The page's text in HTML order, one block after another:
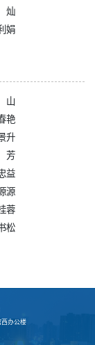
灿
娟
山
艳
升
芳
益
源
蓉
松
西办公楼